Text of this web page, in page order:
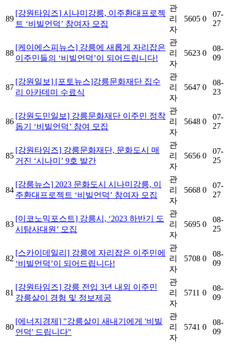
89
[강원타임즈] 시나미강릉, 이주환대프로젝
트 ‘비빌언덕’ 참여자 모집
관
리
자
5605 0
07-
27
88
[케이에스피뉴스] 강릉에 새롭게 자리잡은
이주민들의 ‘비빌언덕’이 되어드립니다!
관
리
자
5623 0
08-
09
87
[강원일보] [포토뉴스]강릉문화재단 집수
리 아카데미 수료식
관
리
자
5647 0
08-
23
86
[강원도민일보] 강릉문화재단 이주민 정착
돕기 ‘비빌언덕’ 참여 모집
관
리
자
5648 0
07-
27
85
[강원타임즈] 강릉문화재단, 문화도시 매
거진 ‘시나미’ 9호 발간
관
리
자
5656 0
07-
25
84
[강릉뉴스] 2023 문화도시 시나미강릉, 이
주환대프로젝트 ‘비빌언덕’ 참여자 모집
관
리
자
5668 0
07-
27
83
[이코노믹포스트] 강릉시, ‘2023 하반기 도
시탐사대원’ 모집
관
리
자
5695 0
08-
25
82
[스카이데일리] 강릉에 자리잡은 이주민에
‘비빌언덕’이 되어드립니다!
관
리
자
5708 0
08-
09
81
[강원타임즈] 강릉 전입 3년 내외 이주민
강릉살이 경험 및 정보제공
관
리
자
5711 0
08-
09
80
[에너지경제] "강릉살이 새내기에게 '비빌
언덕' 드립니다"
관
리
자
5741 0
08-
09